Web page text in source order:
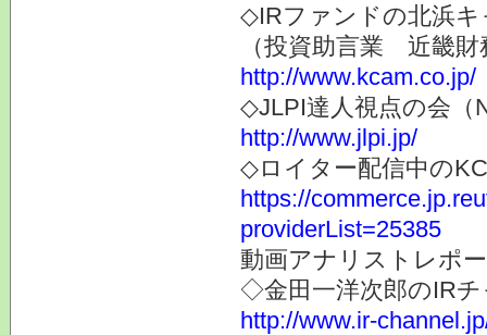
◇IRファンドの北浜
（投資助言業 近畿財
http://www.kcam.co.jp/
◇JLPI達人視点の会（
http://www.jlpi.jp/
◇ロイター配信中の
https://
providerList=25385
動画アナリストレポ
◇金田一洋次郎のIR
http://www.ir-